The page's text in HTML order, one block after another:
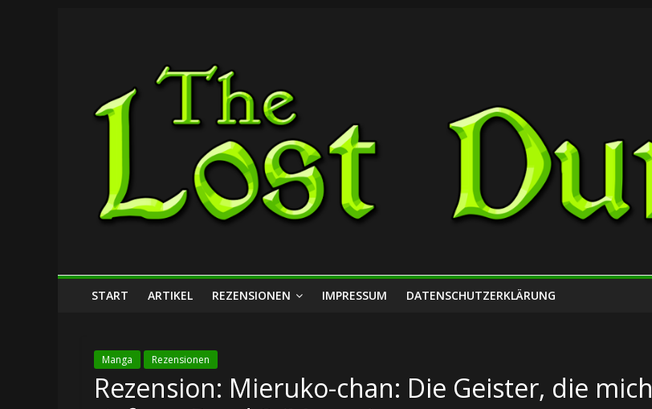
Lost
Dungeon
START ARTIKEL REZENSIONEN IMPRESSUM DATENSCHUTZERKLÄRUNG
Manga Rezensionen
Rezension: Mieruko-chan: Die Geister, die mich